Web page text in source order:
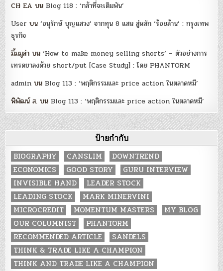
CH EA บนBlog 118 : ‘กล้าที่จะเดิมพัน’
User บน‘อนุรักษ์ บุญแสวง’ จากทุน 8 แสน สู่หลัก ‘ร้อยล้าน’ : กรุงเทพ
ธุรกิจ
มิ้มมูล่า บน‘How to make money selling shorts’ – ตัวอย่างการ
เทรดขาลงด้วย short/put [Case Study] : โดย PHANTORM
admin บนBlog 113 : ‘พฤติกรรมและ price action ในตลาดหมี’
พิพัฒน์ ส. บนBlog 113 : ‘พฤติกรรมและ price action ในตลาดหมี’
ป้ายกำกับ
BIOGRAPHY CANSLIM
DOWNTREND
ECONOMICS
GOOD STORY
GURU INTERVIEW
INVISIBLE HAND
LEADER STOCK
LEADING STOCK
MARK MINERVINI
MICROCREDIT
MOMENTUM MASTERS
MY BLOG
OUR COLUMNIST
PHANTORM
RECOMMENDED ARTICLE
SANDELS
THINK & TRADE LIKE A CHAMPION
THINK AND TRADE LIKE A CHAMPION